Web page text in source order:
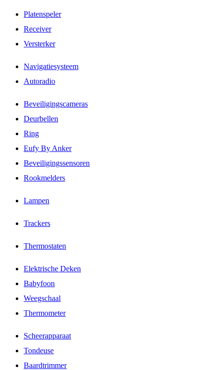
Platenspeler
Receiver
Versterker
Navigatiesysteem
Autoradio
Beveiligingscameras
Deurbellen
Ring
Eufy By Anker
Beveiligingssensoren
Rookmelders
Lampen
Trackers
Thermostaten
Elektrische Deken
Babyfoon
Weegschaal
Thermometer
Scheerapparaat
Tondeuse
Baardtrimmer